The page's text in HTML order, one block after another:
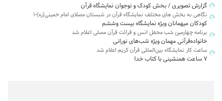
گزارش تصویری / بخش کودک و نوجوان نمایشگاه قرآن
نگاهی به بخش های مختلف نمایشگاه قرآن در شبستان مصلای امام خمینی(ره)-۱
کودکان میهمانان ویژه نمایشگاه بیست وششم
برنامه چهارمین شب محفل انس و قرائت قرآن مصلی اعلام شد
خانواده‌قرآنی مهمان ویژه شب‌های نورانی
ساعت کار نمایشگاه بین‌المللی قرآن کریم اعلام شد
۷ ساعت همنشینی با کتاب خدا